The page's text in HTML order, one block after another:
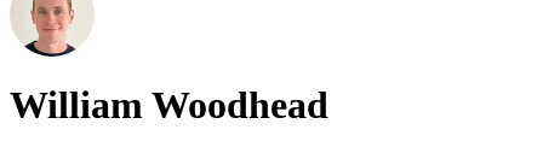
William Woodhead